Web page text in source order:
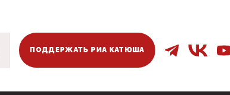
ПОДДЕРЖАТЬ РИА КАТЮША